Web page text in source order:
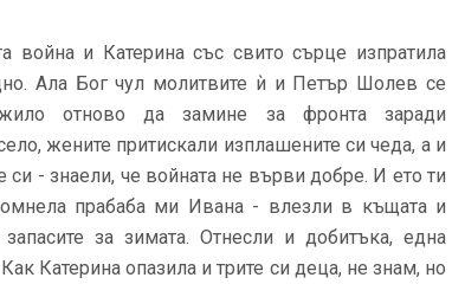
война и Катерина със свито сърце изпратила
Ала Бог чул молитвите ѝ и Петър Шолев се
отново да замине за фронта заради
жените притискали изплашените си чеда, а и
- знаели, че войната не върви добре. И ето ти
прабаба ми Ивана - влезли в къщата и
за зимата. Отнесли и добитъка, една
Катерина опазила и трите си деца, не знам, но